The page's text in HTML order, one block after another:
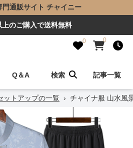
門通販サイト チャイニー
のご購入で送料無料
0 0
Q＆A 検索 記事一覧
ットアップの一覧 › チャイナ服 山水風